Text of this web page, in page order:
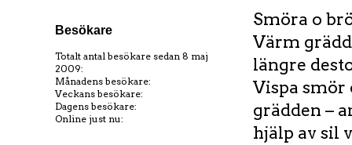
Smöra o
Värm
längre
Vispa
grädden –
hjälp av sil
Besökare
Totalt antal besökare sedan 8 maj
2009:
Månadens besökare:
Veckans besökare:
Dagens besökare:
Online just nu: